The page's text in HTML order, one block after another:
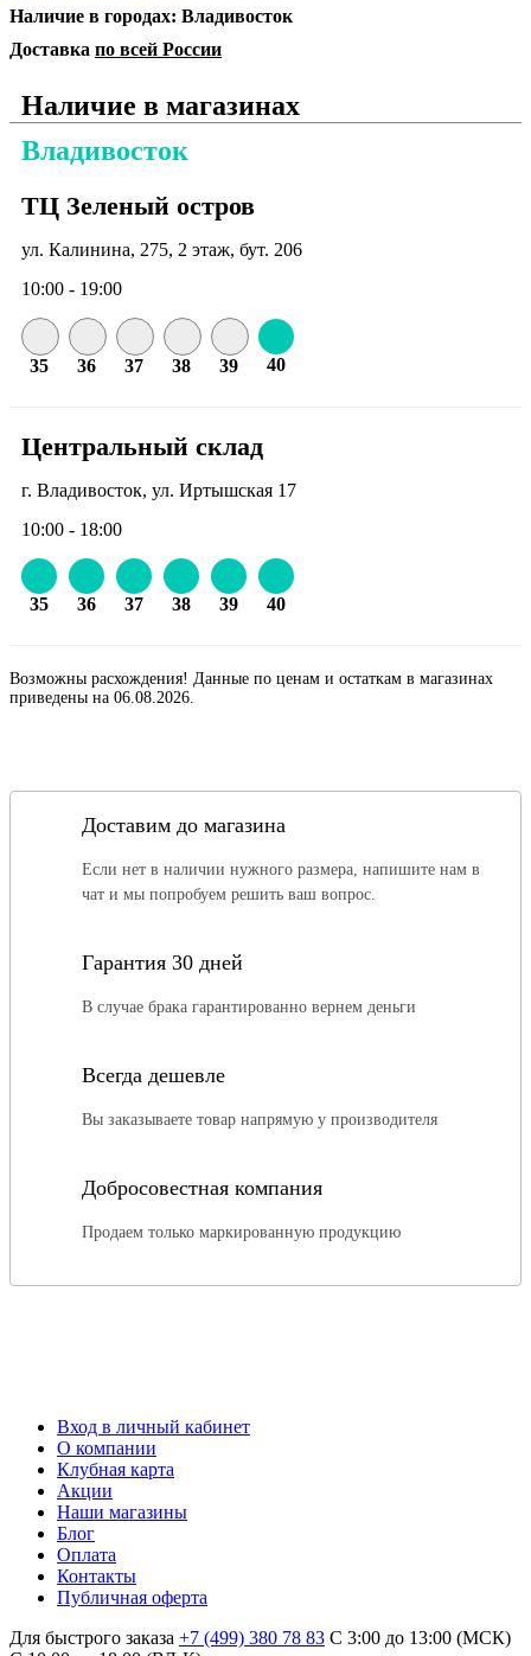
Наличие в городах: Владивосток
Доставка по всей России
Наличие в магазинах
Владивосток
ТЦ Зеленый остров
ул. Калинина, 275, 2 этаж, бут. 206
10:00 - 19:00
35 36 37 38 39 40
Центральный склад
г. Владивосток, ул. Иртышская 17
10:00 - 18:00
35 36 37 38 39 40
Возможны расхождения! Данные по ценам и остаткам в магазинах
приведены на 06.08.2026.
Доставим до магазина
Если нет в наличии нужного размера, напишите нам в
чат и мы попробуем решить ваш вопрос.
Гарантия 30 дней
В случае брака гарантированно вернем деньги
Всегда дешевле
Вы заказываете товар напрямую у производителя
Добросовестная компания
Продаем только маркированную продукцию
Вход в личный кабинет
О компании
Клубная карта
Акции
Наши магазины
Блог
Оплата
Контакты
Публичная оферта
Для быстрого заказа +7 (499) 380 78 83 С 3:00 до 13:00 (МСК)